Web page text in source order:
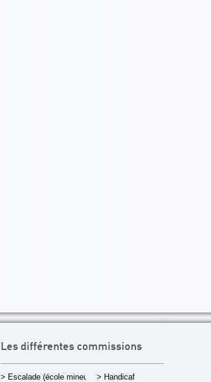
Les différentes commissions
> Escalade (école mineurs) > Handicaf